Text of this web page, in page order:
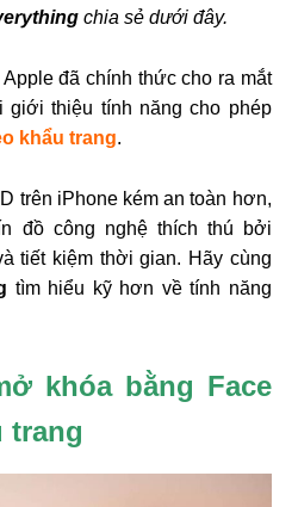
chia sẻ dưới đây.
đã chính thức cho ra mắt
giới thiệu tính năng cho phép
khẩu trang.
trên iPhone kém an toàn hơn,
đồ công nghệ thích thú bởi
tiết kiệm thời gian. Hãy cùng
tìm hiểu kỹ hơn về tính năng
khóa bằng Face
trang